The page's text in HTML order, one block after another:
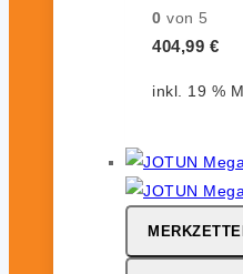
0 von 5
404,99 €
inkl. 19 %